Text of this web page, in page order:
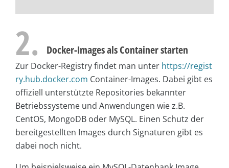
2. Docker-Images als Container starten
Zur Docker-Registry findet man unter https://regist
ry.hub.docker.com Container-Images. Dabei gibt es
offiziell unterstützte Repositories bekannter
Betriebssysteme und Anwendungen wie z.B.
CentOS, MongoDB oder MySQL. Einen Schutz der
bereitgestellten Images durch Signaturen gibt es
dabei noch nicht.